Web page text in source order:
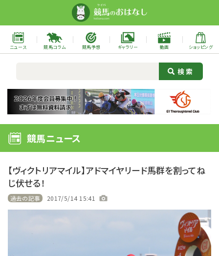
ニュース 競馬コラム 競馬予想 ギャラリー 動画 ショッピング
競馬ニュース
【ヴィクトリアマイル】アドマイヤリード馬群を割ってね
じ伏せる！
過去の記事 2017/5/14 15:41